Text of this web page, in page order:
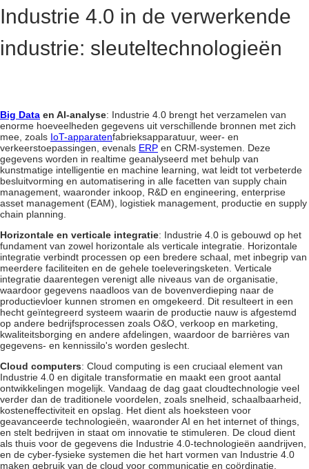
Industrie 4.0 in de verwerkende
industrie: sleuteltechnologieën
Big Data en AI-analyse: Industrie 4.0 brengt het verzamelen van
enorme hoeveelheden gegevens uit verschillende bronnen met zich
mee, zoals IoT-apparatenfabrieksapparatuur, weer- en
verkeerstoepassingen, evenals ERP en CRM-systemen. Deze
gegevens worden in realtime geanalyseerd met behulp van
kunstmatige intelligentie en machine learning, wat leidt tot verbeterde
besluitvorming en automatisering in alle facetten van supply chain
management, waaronder inkoop, R&D en engineering, enterprise
asset management (EAM), logistiek management, productie en supply
chain planning.
Horizontale en verticale integratie: Industrie 4.0 is gebouwd op het
fundament van zowel horizontale als verticale integratie. Horizontale
integratie verbindt processen op een bredere schaal, met inbegrip van
meerdere faciliteiten en de gehele toeleveringsketen. Verticale
integratie daarentegen verenigt alle niveaus van de organisatie,
waardoor gegevens naadloos van de bovenverdieping naar de
productievloer kunnen stromen en omgekeerd. Dit resulteert in een
hecht geïntegreerd systeem waarin de productie nauw is afgestemd
op andere bedrijfsprocessen zoals O&O, verkoop en marketing,
kwaliteitsborging en andere afdelingen, waardoor de barrières van
gegevens- en kennissilo's worden geslecht.
Cloud computers: Cloud computing is een cruciaal element van
Industrie 4.0 en digitale transformatie en maakt een groot aantal
ontwikkelingen mogelijk. Vandaag de dag gaat cloudtechnologie veel
verder dan de traditionele voordelen, zoals snelheid, schaalbaarheid,
kosteneffectiviteit en opslag. Het dient als hoeksteen voor
geavanceerde technologieën, waaronder AI en het internet of things,
en stelt bedrijven in staat om innovatie te stimuleren. De cloud dient
als thuis voor de gegevens die Industrie 4.0-technologieën aandrijven,
en de cyber-fysieke systemen die het hart vormen van Industrie 4.0
maken gebruik van de cloud voor communicatie en coördinatie.